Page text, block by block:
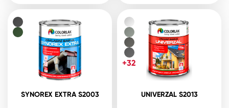
SYNOREX EXTRA S2003 UNIVERZAL S2013
+32